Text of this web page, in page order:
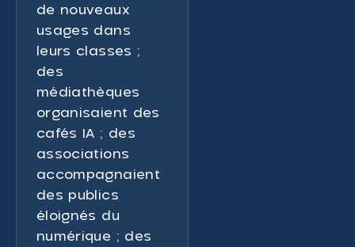
de nouveaux
usages dans
leurs classes ;
des
médiathèques
organisaient des
cafés IA ; des
associations
accompagnaient
des publics
éloignés du
numérique ; des